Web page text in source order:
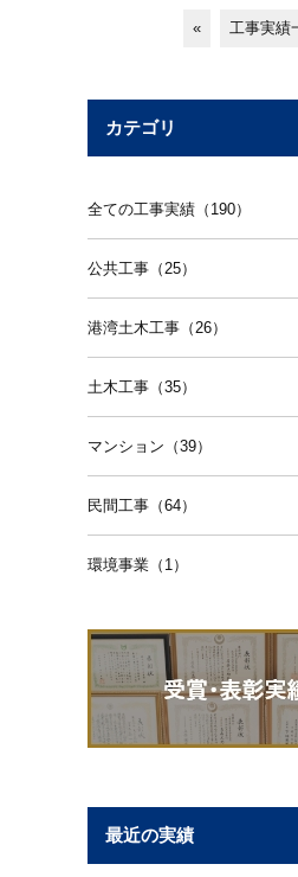
« 工事実績
カテゴリ
全ての工事実績（190）
公共工事（25）
港湾土木工事（26）
土木工事（35）
マンション（39）
民間工事（64）
環境事業（1）
最近の実績